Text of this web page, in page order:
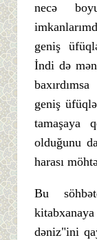
necə
geniş
İndi də
geniş
tamaşaya
olduğunu
harası
Bu
dəniz"ini